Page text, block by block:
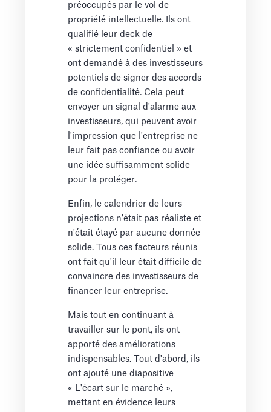
préoccupés par le vol de
propriété intellectuelle. Ils ont
qualifié leur deck de
« strictement confidentiel » et
ont demandé à des investisseurs
potentiels de signer des accords
de confidentialité. Cela peut
envoyer un signal d'alarme aux
investisseurs, qui peuvent avoir
l'impression que l'entreprise ne
leur fait pas confiance ou avoir
une idée suffisamment solide
pour la protéger.
Enfin, le calendrier de leurs
projections n'était pas réaliste et
n'était étayé par aucune donnée
solide. Tous ces facteurs réunis
ont fait qu'il leur était difficile de
convaincre des investisseurs de
financer leur entreprise.
Mais tout en continuant à
travailler sur le pont, ils ont
apporté des améliorations
indispensables. Tout d'abord, ils
ont ajouté une diapositive
« L'écart sur le marché »,
mettant en évidence leurs